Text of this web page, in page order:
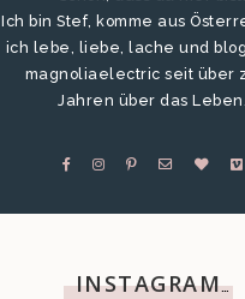
Ich bin Stef, komme aus
ich lebe, liebe, lache und
magnoliaelectric seit über
Jahren über das Leben.
INSTAGRAM…